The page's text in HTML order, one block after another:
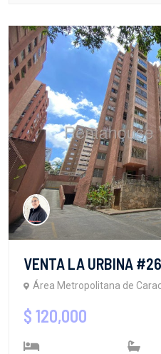
VENTA LA URBINA
Área Metropolitana de
$ 120,000